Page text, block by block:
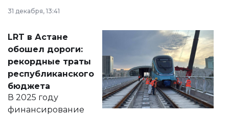
города на 2026–
2028 годы.
документ
появился в базе
нормативных
правовых актов и
на сайте маслихат
города.
31 декабря, 13:41
LRT в Астане
обошел дороги:
рекордные траты
республиканского
бюджета
В 2025 году
финансирование